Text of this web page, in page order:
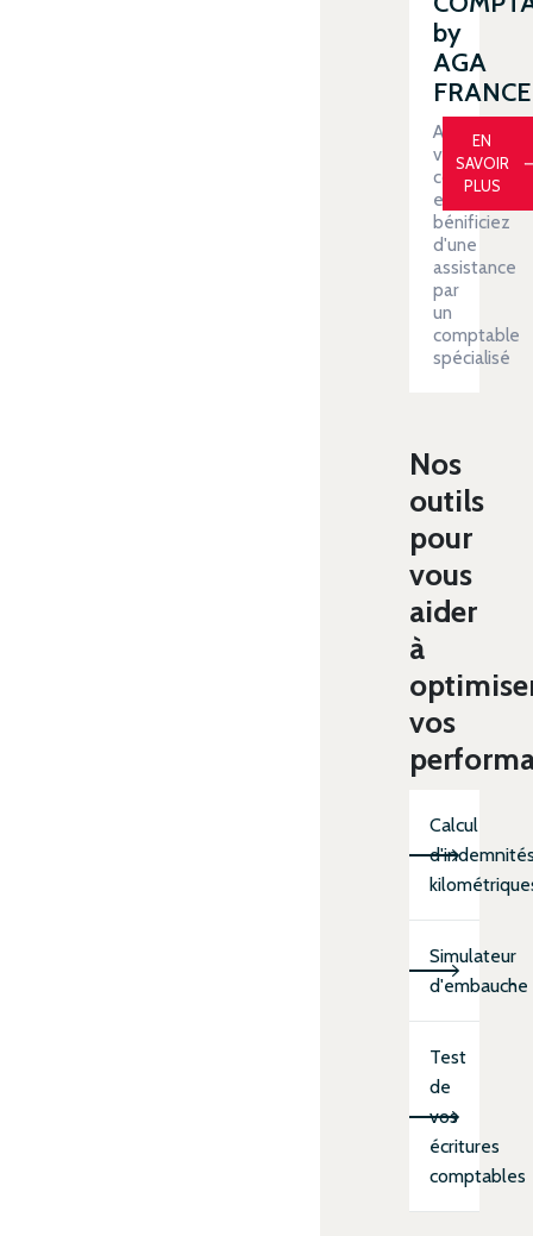
by
AGA
FRANCE
Automatiser
votre
comptabilité
et
bénificiez
d'une
assistance
par
un
comptable
spécialisé
EN
SAVOIR
PLUS
Nos
outils
pour
vous
aider
à
vos
Calcul
Simulateur
d'embauche
Test
de
vos
écritures
comptables